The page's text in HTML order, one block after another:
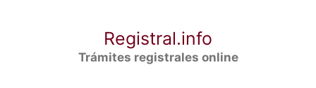
Registral.info
Trámites registrales online